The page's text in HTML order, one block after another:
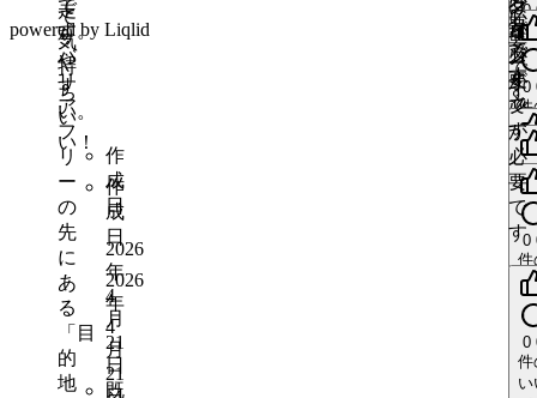
ス
レ
ッ
ド
レ
ッ
ド
レ
ッ
ド
ス
レ
ッ
ド
更
ス
レ
ッ
ド
ね
更
ス
レ
ッ
ド
い
い
ね
更
ス
レ
ッ
ド
い
い
ね
更
ス
レ
ッ
ド
い
い
ね
更
ス
レ
ッ
ド
0
件
い
い
ね
更
ス
レ
ッ
ド
0
件
い
い
ね
更
ス
レ
ッ
0
件
い
い
ね
更
ス
レ
ッ
ド
グ
イ
ン
が
必
要
で
す
0
い
要
で
す
0
件
い
い
必
要
で
す
1
件
い
ン
が
必
要
で
す
0
件
更
て
気
持
ち
い
い！
作
成
日
2026
年
4
月
21
は
ロ
グ
イ
ン
が
必
要
で
す
0
件
い
走
り
や
す
い。
作
成
日
2026
年
4
月
21
日
既
で
す。
バ
リ
ア
フ
リ
ー
の
先
に
あ
る
「目
的
地
powered by Liqlid